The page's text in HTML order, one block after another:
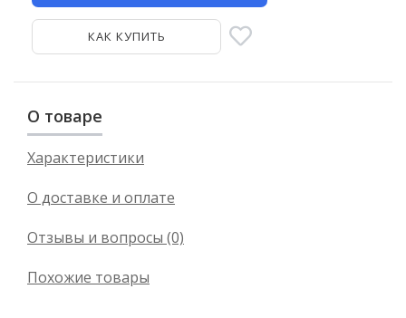
КАК КУПИТЬ
О товаре
Характеристики
О доставке и оплате
Отзывы и вопросы (0)
Похожие товары